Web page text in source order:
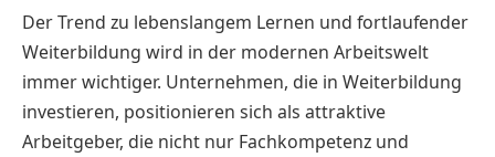
Der Trend zu lebenslangem Lernen und fortlaufender
Weiterbildung wird in der modernen Arbeitswelt
immer wichtiger. Unternehmen, die in Weiterbildung
investieren, positionieren sich als attraktive
Arbeitgeber, die nicht nur Fachkompetenz und